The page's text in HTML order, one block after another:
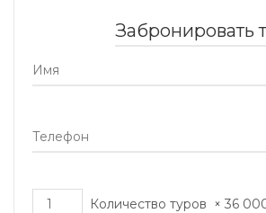
Забронировать
Количество туров × 36